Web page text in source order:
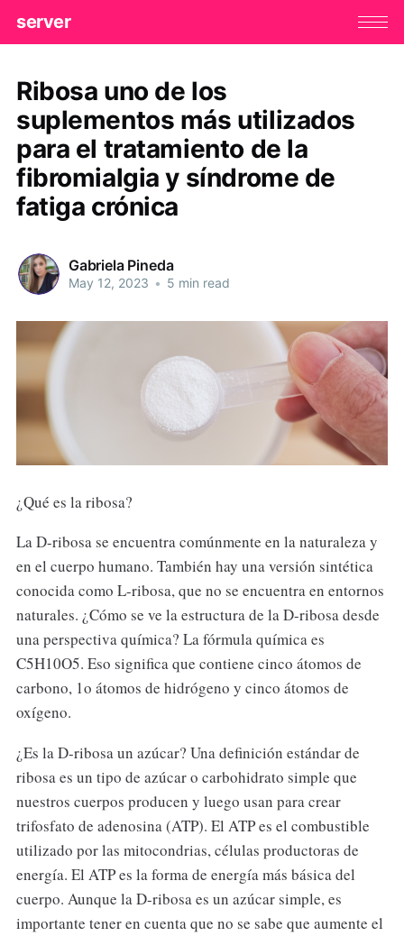
server
Ribosa uno de los
suplementos más utilizados
para el tratamiento de la
fibromialgia y síndrome de
fatiga crónica
Gabriela Pineda
May 12, 2023 • 5 min read
¿Qué es la ribosa?
La D-ribosa se encuentra comúnmente en la naturaleza y
en el cuerpo humano. También hay una versión sintética
conocida como L-ribosa, que no se encuentra en entornos
naturales. ¿Cómo se ve la estructura de la D-ribosa desde
una perspectiva química? La fórmula química es
C5H10O5. Eso significa que contiene cinco átomos de
carbono, 1o átomos de hidrógeno y cinco átomos de
oxígeno.
¿Es la D-ribosa un azúcar? Una definición estándar de
ribosa es un tipo de azúcar o carbohidrato simple que
nuestros cuerpos producen y luego usan para crear
trifosfato de adenosina (ATP). El ATP es el combustible
utilizado por las mitocondrias, células productoras de
energía. El ATP es la forma de energía más básica del
cuerpo. Aunque la D-ribosa es un azúcar simple, es
importante tener en cuenta que no se sabe que aumente el